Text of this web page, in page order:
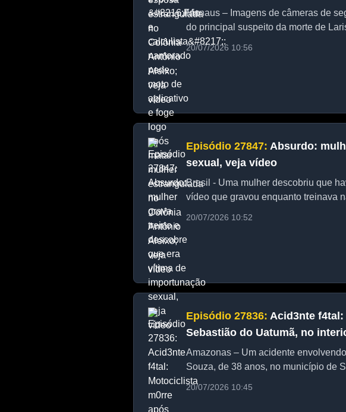
Manaus – Imagens de câmeras de
do principal suspeito da morte de
20/07/2026 10:56
Episódio 27847: Absurdo:
sexual, veja vídeo
Brasil - Uma mulher descobriu que
vídeo que gravou enquanto treinava
20/07/2026 10:52
Episódio 27836: Acid3nte
Sebastião do Uatumã, no
Amazonas – Um acidente
Souza, de 38 anos, no município de
n...
20/07/2026 10:45